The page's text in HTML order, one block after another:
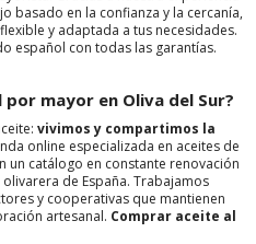
basado en la confianza y la cercanía,
y adaptada a tus necesidades.
español con todas las garantías.
por mayor en Oliva del Sur?
vivimos y compartimos la
online especializada en aceites de
un catálogo en constante renovación
de España. Trabajamos
y cooperativas que mantienen
artesanal. Comprar aceite al